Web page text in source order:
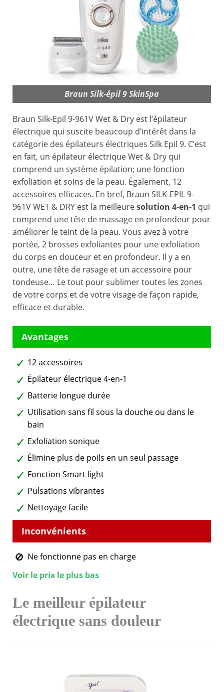
Braun Silk-épil 9 SkinSpa
Braun Silk-Epil 9-961V Wet & Dry est l’épilateur
électrique qui suscite beaucoup d’intérêt dans la
catégorie des épilateurs électriques Silk Epil 9. C’est
en fait, un épilateur électrique Wet & Dry qui
comprend un système épilation; une fonction
exfoliation et soins de la peau. Également, 12
accessoires efficaces. En bref, Braun SILK-EPIL 9-
961V WET & DRY est la meilleuresolution 4-en-1 qui
comprend une tête de massage en profondeur pour
améliorer le teint de la peau. Vous avez à votre
portée, 2 brosses exfoliantes pour une exfoliation
du corps en douceur et en profondeur. Il y a en
outre, une tête de rasage et un accessoire pour
tondeuse… Le tout pour sublimer toutes les zones
de votre corps et de votre visage de façon rapide,
efficace et durable.
12 accessoires
Épilateur électrique 4-en-1
Batterie longue durée
Utilisation sans fil sous la douche ou dans le
bain
Exfoliation sonique
Élimine plus de poils en un seul passage
Fonction Smart light
Pulsations vibrantes
Nettoyage facile
Ne fonctionne pas en charge
Voir le prix le plus bas
Le meilleur épilateur
électrique sans douleur